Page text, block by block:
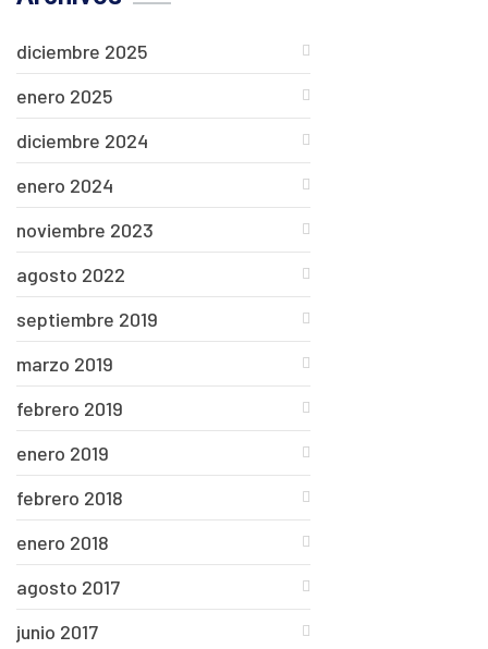
diciembre 2025
enero 2025
diciembre 2024
enero 2024
noviembre 2023
agosto 2022
septiembre 2019
marzo 2019
febrero 2019
enero 2019
febrero 2018
enero 2018
agosto 2017
junio 2017